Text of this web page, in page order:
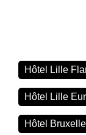
Hôtel Lille
Hôtel Lille
Hôtel